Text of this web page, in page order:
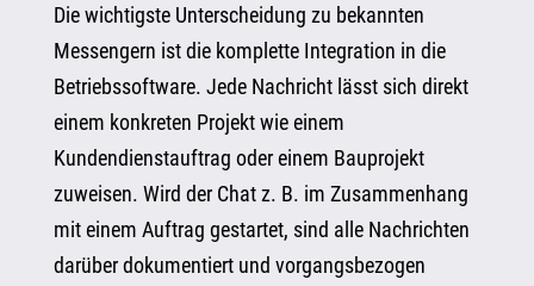
Die wichtigste Unterscheidung zu bekannten
Messengern ist die komplette Integration in die
Betriebssoftware. Jede Nachricht lässt sich direkt
einem konkreten Projekt wie einem
Kundendienstauftrag oder einem Bauprojekt
zuweisen. Wird der Chat z. B. im Zusammenhang
mit einem Auftrag gestartet, sind alle Nachrichten
darüber dokumentiert und vorgangsbezogen